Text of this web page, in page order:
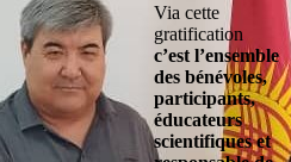
Via cette
gratification
c’est l’ensemble
des bénévoles,
participants,
éducateurs
scientifiques et